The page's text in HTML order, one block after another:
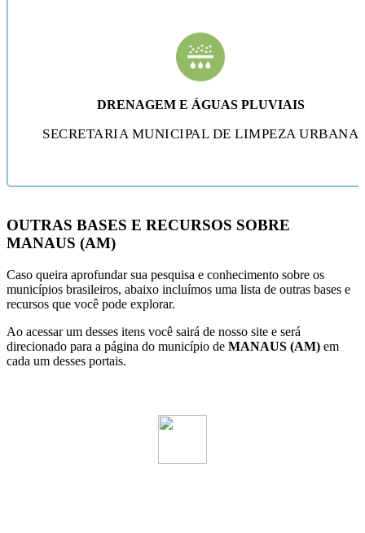
DRENAGEM E ÁGUAS PLUVIAIS
SECRETARIA MUNICIPAL DE LIMPEZA URBANA
OUTRAS BASES E RECURSOS SOBRE
MANAUS (AM)
Caso queira aprofundar sua pesquisa e conhecimento sobre os
municípios brasileiros, abaixo incluímos uma lista de outras bases e
recursos que você pode explorar.
Ao acessar um desses itens você sairá de nosso site e será
direcionado para a página do município de MANAUS (AM) em
cada um desses portais.